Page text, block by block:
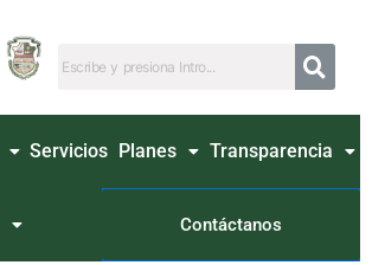
Servicios Planes Transparencia
Contáctanos